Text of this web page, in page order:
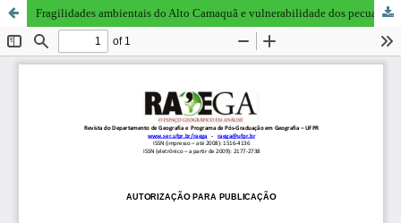
Fragilidades ambientais do Alto Camaquã e vulnerabilidade dos pecuaristas familiares frente a disponibilidade hídrica